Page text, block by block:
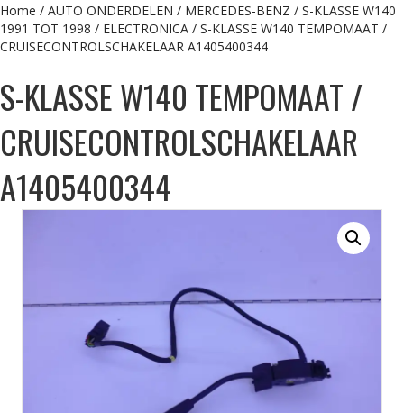
Home / AUTO ONDERDELEN / MERCEDES-BENZ / S-KLASSE W140
1991 TOT 1998 / ELECTRONICA / S-KLASSE W140 TEMPOMAAT /
CRUISECONTROLSCHAKELAAR A1405400344
S-KLASSE W140 TEMPOMAAT /
CRUISECONTROLSCHAKELAAR
A1405400344